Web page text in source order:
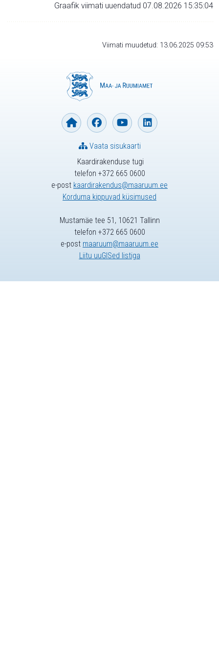
Graafik viimati uuendatud 07.08.2026 15:35:04
Viimati muudetud: 13.06.2025 09:53
Kaardirakenduse tugi
telefon +372 665 0600
e-post kaardirakendus@maaruum.ee
Korduma kippuvad küsimused
Vaata sisukaarti
Mustamäe tee 51, 10621 Tallinn
telefon +372 665 0600
e-post maaruum@maaruum.ee
Liitu uuGISed listiga